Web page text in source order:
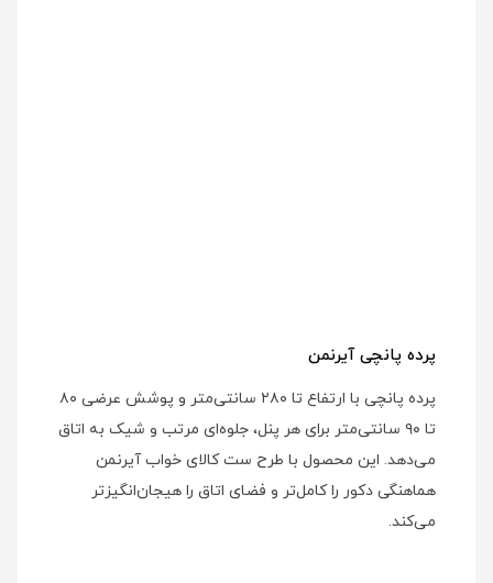
پرده پانچی آیرنمن
پرده پانچی با ارتفاع تا ۲۸۰ سانتی‌متر و پوشش عرضی ۸۰
تا ۹۰ سانتی‌متر برای هر پنل، جلوه‌ای مرتب و شیک به اتاق
می‌دهد. این محصول با طرح ست کالای خواب آیرنمن
هماهنگی دکور را کامل‌تر و فضای اتاق را هیجان‌انگیزتر
می‌کند.